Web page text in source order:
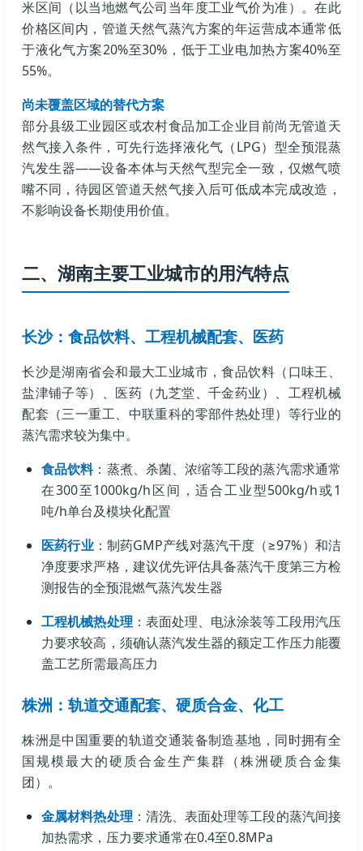
米区间（以当地燃气公司当年度工业气价为准）。在此
价格区间内，管道天然气蒸汽方案的年运营成本通常低
于液化气方案20%至30%，低于工业电加热方案40%至
55%。
尚未覆盖区域的替代方案
部分县级工业园区或农村食品加工企业目前尚无管道天
然气接入条件，可先行选择液化气（LPG）型全预混蒸
汽发生器——设备本体与天然气型完全一致，仅燃气喷
嘴不同，待园区管道天然气接入后可低成本完成改造，
不影响设备长期使用价值。
二、湖南主要工业城市的用汽特点
长沙：食品饮料、工程机械配套、医药
长沙是湖南省会和最大工业城市，食品饮料（口味王、
盐津铺子等）、医药（九芝堂、千金药业）、工程机械
配套（三一重工、中联重科的零部件热处理）等行业的
蒸汽需求较为集中。
食品饮料：蒸煮、杀菌、浓缩等工段的蒸汽需求通常
在300至1000kg/h区间，适合工业型500kg/h或1
吨/h单台及模块化配置
医药行业：制药GMP产线对蒸汽干度（≥97%）和洁
净度要求严格，建议优先评估具备蒸汽干度第三方检
测报告的全预混燃气蒸汽发生器
工程机械热处理 ：表面处理、电泳涂装等工段用汽压
力要求较高，须确认蒸汽发生器的额定工作压力能覆
盖工艺所需最高压力
株洲：轨道交通配套、硬质合金、化工
株洲是中国重要的轨道交通装备制造基地，同时拥有全
国规模最大的硬质合金生产集群（株洲硬质合金集
团）。
金属材料热处理 ：清洗、表面处理等工段的蒸汽间接
加热需求，压力要求通常在0.4至0.8MPa